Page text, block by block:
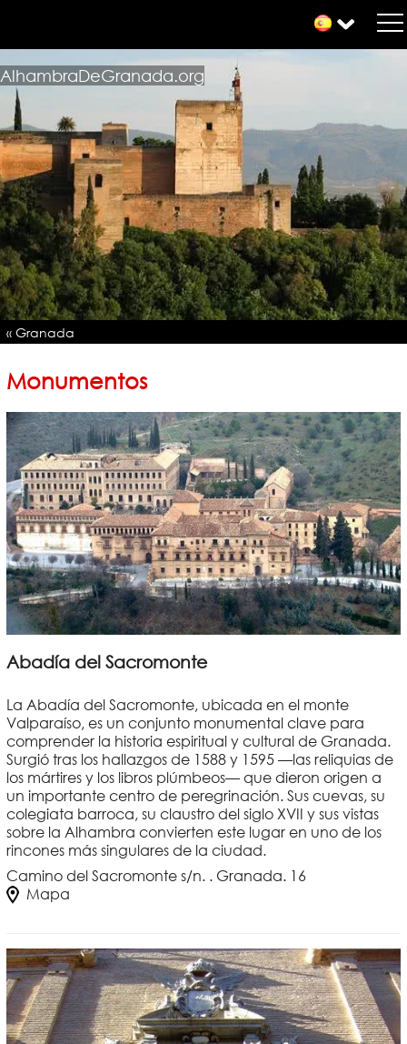
AlhambraDeGranada.org
« Granada
Monumentos
Abadía del Sacromonte
La Abadía del Sacromonte, ubicada en el monte
Valparaíso, es un conjunto monumental clave para
comprender la historia espiritual y cultural de Granada.
Surgió tras los hallazgos de 1588 y 1595 —las reliquias de
los mártires y los libros plúmbeos— que dieron origen a
un importante centro de peregrinación. Sus cuevas, su
colegiata barroca, su claustro del siglo XVII y sus vistas
sobre la Alhambra convierten este lugar en uno de los
rincones más singulares de la ciudad.
Camino del Sacromonte s/n. . Granada. 16
Mapa